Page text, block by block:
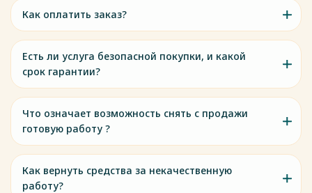
Как оплатить заказ?
Есть ли услуга безопасной покупки, и какой
срок гарантии?
Что означает возможность снять с продажи
готовую работу ?
Как вернуть средства за некачественную
работу?